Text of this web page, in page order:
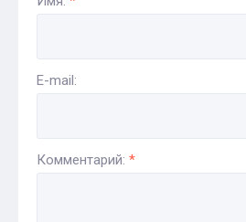
E-mail:
Комментарий: *